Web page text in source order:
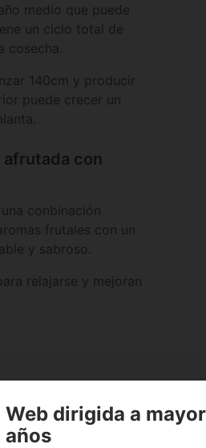
medio que puede
un ciclo total de
cosecha.
140cm y producir
puede crecer un
afrutada con
conbinación
frutales con un
y sabroso.
relajarse y mejoran
Auto
Web dirigida a
años